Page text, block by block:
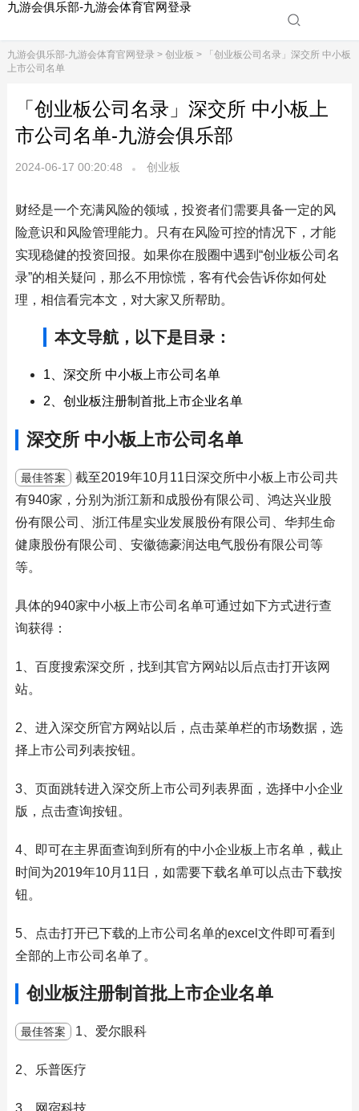
九游会俱乐部-九游会体育官网登录
九游会俱乐部-九游会体育官网登录> 创业板 > 「创业板公司名录」深交所 中小板
上市公司名单
「创业板公司名录」深交所 中小板上
市公司名单-九游会俱乐部
2024-06-17 00:20:48 创业板
财经是一个充满风险的领域，投资者们需要具备一定的风
险意识和风险管理能力。只有在风险可控的情况下，才能
实现稳健的投资回报。如果你在股圈中遇到“创业板公司名
录”的相关疑问，那么不用惊慌，客有代会告诉你如何处
理，相信看完本文，对大家又所帮助。
本文导航，以下是目录：
1、深交所 中小板上市公司名单
2、创业板注册制首批上市企业名单
深交所 中小板上市公司名单
最佳答案
截至2019年10月11日深交所中小板上市公司共
有940家，分别为浙江新和成股份有限公司、鸿达兴业股
份有限公司、浙江伟星实业发展股份有限公司、华邦生命
健康股份有限公司、安徽德豪润达电气股份有限公司等
等。
具体的940家中小板上市公司名单可通过如下方式进行查
询获得：
1、百度搜索深交所，找到其官方网站以后点击打开该网
站。
2、进入深交所官方网站以后，点击菜单栏的市场数据，选
择上市公司列表按钮。
3、页面跳转进入深交所上市公司列表界面，选择中小企业
版，点击查询按钮。
4、即可在主界面查询到所有的中小企业板上市名单，截止
时间为2019年10月11日，如需要下载名单可以点击下载按
钮。
5、点击打开已下载的上市公司名单的excel文件即可看到
全部的上市公司名单了。
创业板注册制首批上市企业名单
最佳答案 1、爱尔眼科
2、乐普医疗
3、网宿科技